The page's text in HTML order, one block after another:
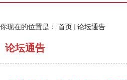
你现在的位置是： 首页 论坛通告
论坛通告